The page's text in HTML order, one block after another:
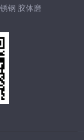
钢 胶体磨